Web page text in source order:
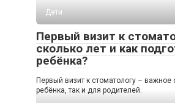
Дети
Первый визит к
сколько лет и как
ребёнка?
Первый визит к стоматологу – важное
ребёнка, так и для родителей.